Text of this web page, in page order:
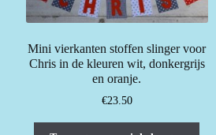
Mini vierkanten stoffen slinger voor
Chris in de kleuren wit, donkergrijs
en oranje.
€23.50